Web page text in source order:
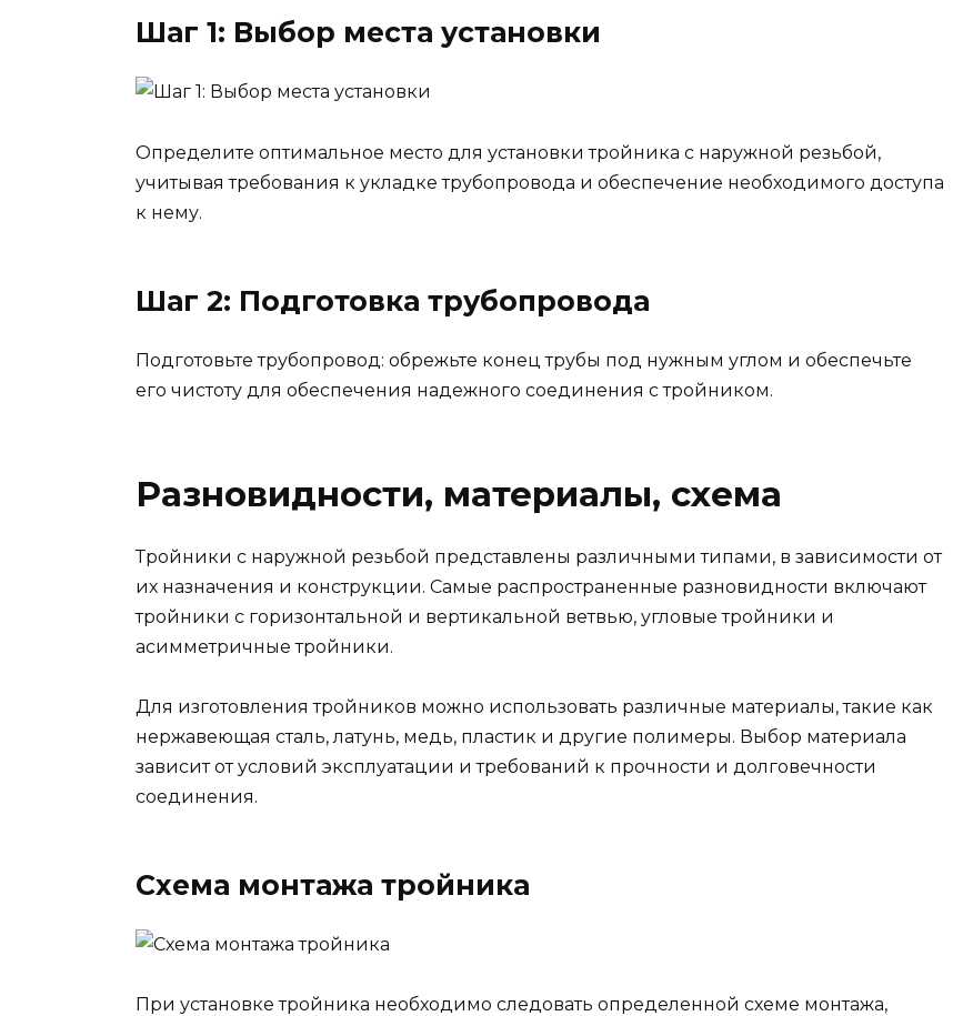
Шаг 1: Выбор места установки
Определите оптимальное место для установки тройника с наружной резьбой,
учитывая требования к укладке трубопровода и обеспечение необходимого доступа
к нему.
Шаг 2: Подготовка трубопровода
Подготовьте трубопровод: обрежьте конец трубы под нужным углом и обеспечьте
его чистоту для обеспечения надежного соединения с тройником.
Разновидности, материалы, схема
Тройники с наружной резьбой представлены различными типами, в зависимости от
их назначения и конструкции. Самые распространенные разновидности включают
тройники с горизонтальной и вертикальной ветвью, угловые тройники и
асимметричные тройники.
Для изготовления тройников можно использовать различные материалы, такие как
нержавеющая сталь, латунь, медь, пластик и другие полимеры. Выбор материала
зависит от условий эксплуатации и требований к прочности и долговечности
соединения.
Схема монтажа тройника
При установке тройника необходимо следовать определенной схеме монтажа,